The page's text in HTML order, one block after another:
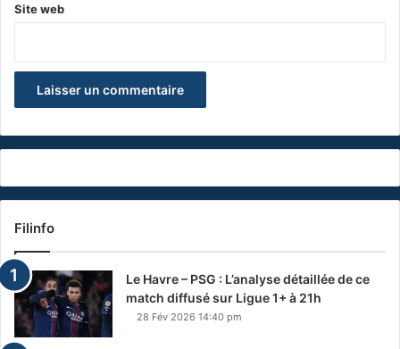
Site web
Filinfo
Le Havre – PSG : L’analyse détaillée de ce
match diffusé sur Ligue 1+ à 21h
28 Fév 2026 14:40 pm